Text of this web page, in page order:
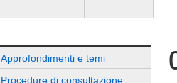
Approfondimenti e temi
Procedure di consultazione